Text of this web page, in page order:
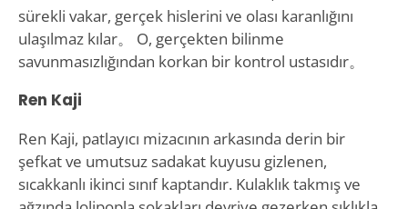
sürekli vakar, gerçek hislerini ve olası karanlığını
ulaşılmaz kılar。 O, gerçekten bilinme
savunmasızlığından korkan bir kontrol ustasıdır。
Ren Kaji
Ren Kaji, patlayıcı mizacının arkasında derin bir
şefkat ve umutsuz sadakat kuyusu gizlenen,
sıcakkanlı ikinci sınıf kaptandır. Kulaklık takmış ve